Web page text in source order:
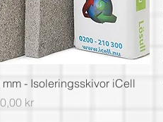
mm - Isoleringsskivor iCell
kr